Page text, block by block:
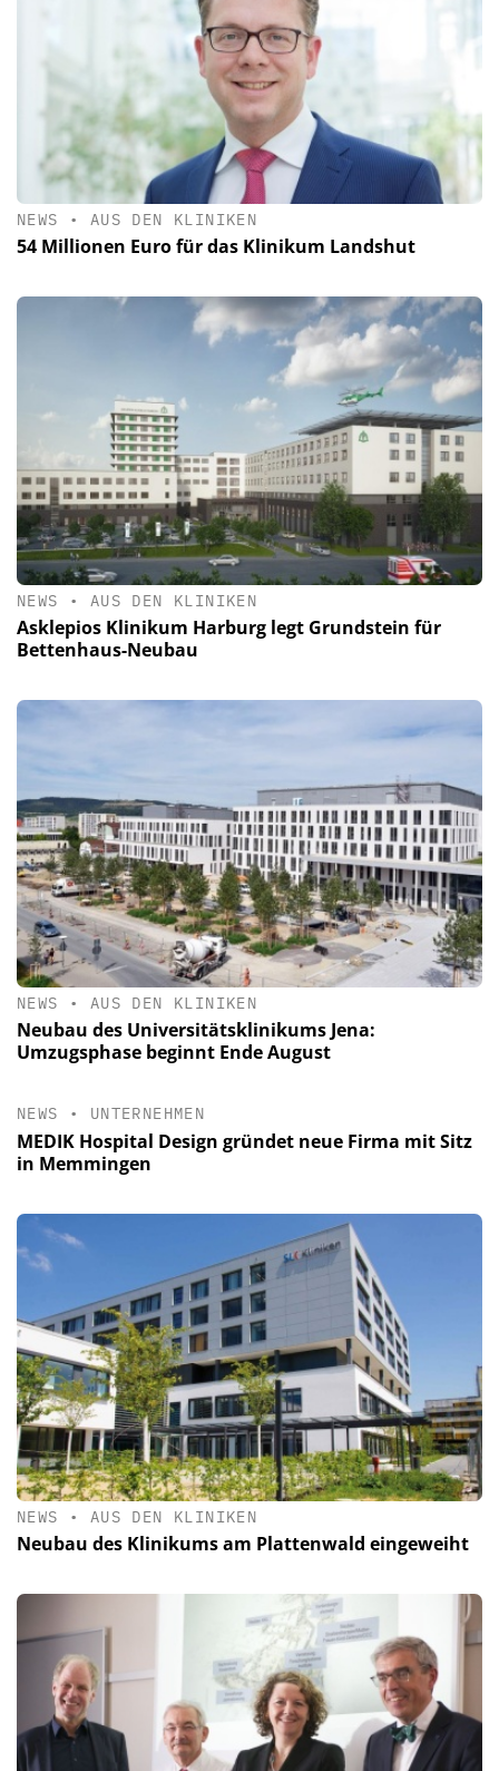
NEWS • AUS DEN KLINIKEN
54 Millionen Euro für das Klinikum Landshut
NEWS • AUS DEN KLINIKEN
Asklepios Klinikum Harburg legt Grundstein für
Bettenhaus-Neubau
NEWS • AUS DEN KLINIKEN
Neubau des Universitätsklinikums Jena:
Umzugsphase beginnt Ende August
NEWS • UNTERNEHMEN
MEDIK Hospital Design gründet neue Firma mit Sitz
in Memmingen
NEWS • AUS DEN KLINIKEN
Neubau des Klinikums am Plattenwald eingeweiht